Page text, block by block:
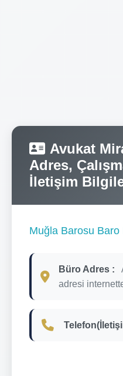
Avukat
Adres,
İletişim
Muğla Barosu Baro
Büro Adres :
adresi